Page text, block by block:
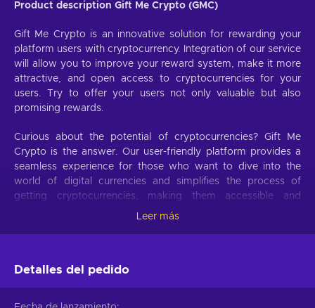
Product description Gift Me Crypto (GMC)
Gift Me Crypto is an innovative solution for rewarding your
platform users with cryptocurrency. Integration of our service
will allow you to improve your reward system, make it more
attractive, and open access to cryptocurrencies for your
users. Try to offer your users not only valuable but also
promising rewards.
Curious about the potential of cryptocurrencies? Gift Me
Crypto is the answer. Our user-friendly platform provides a
seamless experience for those who want to dive into the
world of digital currencies and simplifies the process of
getting cryptocurrencies, making them accessible and
users can easily receive popular cryptocurrencies such as
Leer más
Detalles del pedido